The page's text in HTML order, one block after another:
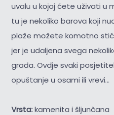
uvalu u kojoj ćete uživati u
tu je nekoliko barova koji
plaže možete komotno
jer je udaljena svega
grada. Ovdje svaki
opuštanje u osami ili vrevi...
Vrsta:kamenita i šljunčana